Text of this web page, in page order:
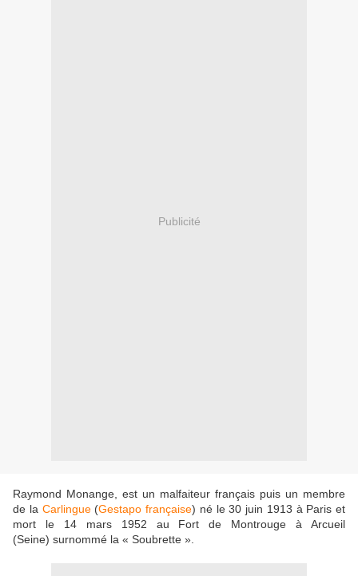
Publicité
Raymond Monange, est un malfaiteur français puis un membre
de la Carlingue(Gestapo française) né le 30 juin 1913 à Paris et
mort le 14 mars 1952 au Fort de Montrouge à Arcueil
(Seine) surnommé la « Soubrette ».